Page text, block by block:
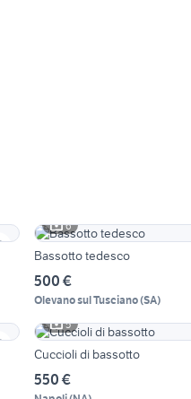
6
Bassotto tedesco
500 €
Olevano sul Tusciano(SA)
5
Cuccioli di bassotto
550 €